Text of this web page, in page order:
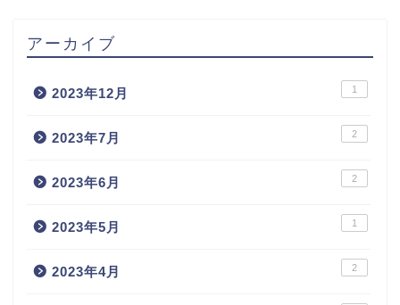
アーカイブ
2023年12月 1
2023年7月 2
2023年6月 2
2023年5月 1
2023年4月 2